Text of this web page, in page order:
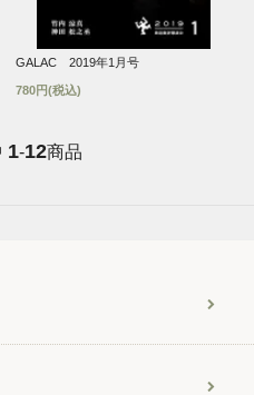
GALAC 2019年1月号
780円(税込)
1-12商品